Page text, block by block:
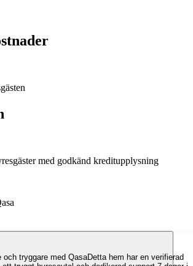
med godkänd kreditupplysning
och tryggare med QasaDetta hem har en verifierad